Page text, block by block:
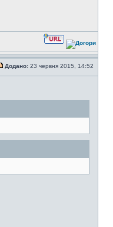
Додано: 23 червня 2015, 14:52